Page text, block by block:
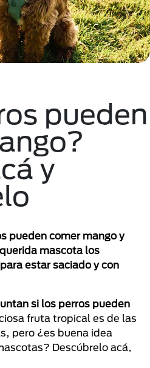
pueden
y
pueden comer mango y
mascota los
estar saciado y con
si los perros pueden
fruta tropical es de las
pero ¿es buena idea
Descúbrelo acá,